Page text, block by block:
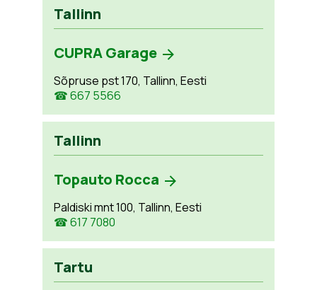
Tallinn
CUPRA Garage
Sõpruse pst 170, Tallinn, Eesti
☎ 667 5566
Tallinn
Topauto Rocca
Paldiski mnt 100, Tallinn, Eesti
☎ 617 7080
Tartu